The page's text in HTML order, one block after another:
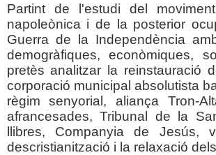
Partint de l'estudi del
napoleònica i de la posterior
Guerra de la Independència
demogràfiques, econòmiques,
pretès analitzar la reinstauració
corporació municipal absolutista
règim senyorial, aliança Tron-
afrancesades, Tribunal de la
llibres, Companyia de Jesús,
descristianització i la relaxació